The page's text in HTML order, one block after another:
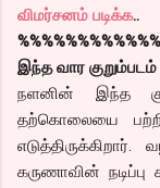
விமர்சனம் படிக்க..
இந்த வார குறும்படம்
நளனின் இந்த
தற்கொலையை
கருணாவின்